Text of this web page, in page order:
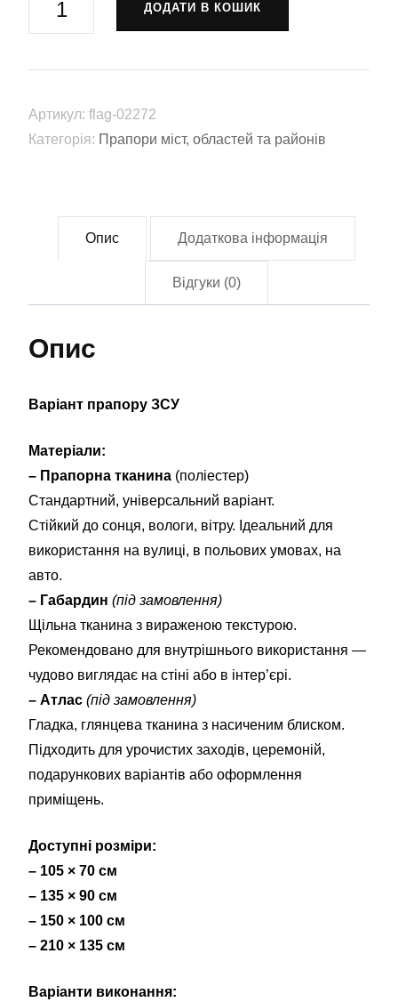
Станіслав
02272)
ДОДАТИ В КОШИК
Артикул: flag-02272
Категорія: Прапори міст, областей та районів
Опис Додаткова інформація
Відгуки (0)
Опис
Варіант прапору ЗСУ
Матеріали:
– Прапорна тканина (поліестер)
Стандартний, універсальний варіант.
Стійкий до сонця, вологи, вітру. Ідеальний для
використання на вулиці, в польових умовах, на
авто.
– Габардин (під замовлення)
Щільна тканина з вираженою текстурою.
Рекомендовано для внутрішнього використання —
чудово виглядає на стіні або в інтер’єрі.
– Атлас (під замовлення)
Гладка, глянцева тканина з насиченим блиском.
Підходить для урочистих заходів, церемоній,
подарункових варіантів або оформлення
приміщень.
Доступні розміри:
– 105 × 70 см
– 135 × 90 см
– 150 × 100 см
– 210 × 135 см
Варіанти виконання: